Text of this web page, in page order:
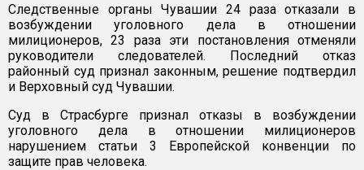
Следственные органы Чувашии 24 раза отказали в
возбуждении уголовного дела в отношении
милиционеров, 23 раза эти постановления отменяли
руководители следователей. Последний отказ
районный суд признал законным, решение подтвердил
и Верховный суд Чувашии.
Суд в Страсбурге признал отказы в возбуждении
уголовного дела в отношении милиционеров
нарушением статьи 3 Европейской конвенции по
защите прав человека.